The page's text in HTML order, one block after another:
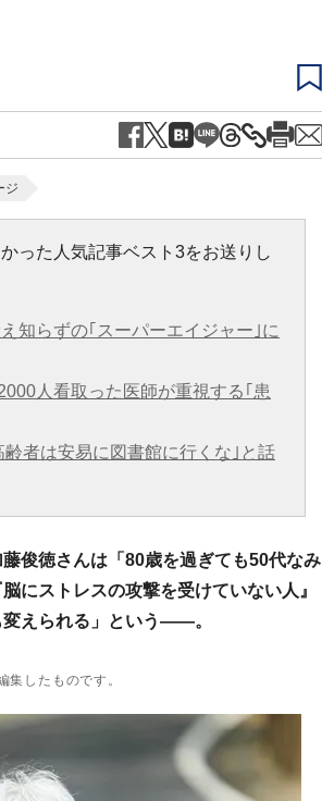
ジ
った人気記事ベスト3をお送りし
知らずの｢スーパーエイジャー｣に
人看取った医師が重視する｢患
者は安易に図書館に行くな｣と話
俊徳さんは「80歳を過ぎても50代なみ
にストレスの攻撃を受けていない人』
変えられる」という――。
集したものです。